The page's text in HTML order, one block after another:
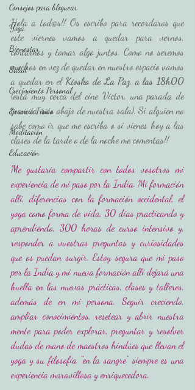
Consejos para bloguear
Yoga
Bienestar
Salud
Crecimiento Personal
Ejercicio Físico
Meditación
Educación
Hola a tod@s!! Os escribo para recordaros que
este viernes vamos a quedar para vernos,
contarnos y tomar algo juntos. Como no seremos
muchos en vez de quedar en nuestro espacio vamos
a quedar en el Kiosko de La Paz, a las 18h00
(está muy cerca del cine Víctor, una parada de
tranvía más abajo de nuestra sala). Si alguien no
sabe como ir que me escriba o si vienes hoy a las
clases de la tarde o de la noche me comentas!!
Me gustaría compartir con todos vosotros mi
experiencia de mi paso por la India. Mi formación
allí, diferencias con la formación occidental, el
yoga como forma de vida, 30 días practicando y
aprendiendo, 300 horas de curso intensivo y,
responder a vuestras preguntas y curiosidades
que os puedan surgir. Estoy segura que mi paso
por la India y mi nueva formación allí dejará una
huella en las nuevas prácticas, clases y talleres,
además de en mi persona. Seguir creciendo,
ampliar conocimientos, resetear y abrir nuestra
mente para poder explorar, preguntar y resolver
dudas de mano de maestros hindúes que llevan el
yoga y su filosofía "en la sangre" siempre es una
experiencia maravillosa y enriquecedora.